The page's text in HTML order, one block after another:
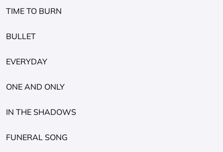
TIME TO BURN
BULLET
EVERYDAY
ONE AND ONLY
IN THE SHADOWS
FUNERAL SONG